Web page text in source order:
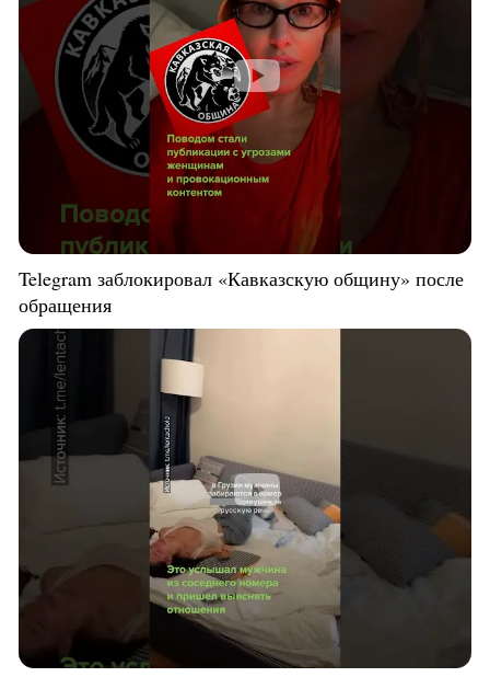
Telegram заблокировал «Кавказскую общину» после
обращения